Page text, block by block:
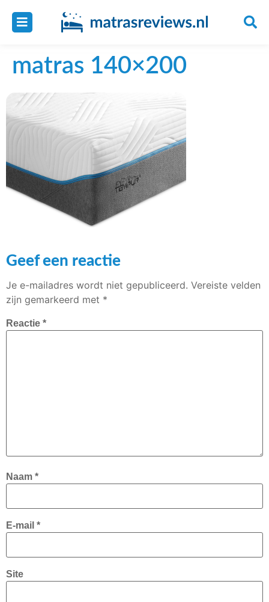
matras 140×200
Geef een reactie
Je e-mailadres wordt niet gepubliceerd. Vereiste velden
zijn gemarkeerd met *
Reactie *
Naam *
E-mail *
Site